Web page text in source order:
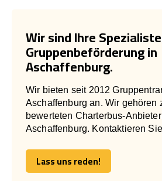
Wir sind Ihre
Gruppenbeförderung in
Aschaffenburg.
Wir bieten seit 2012
Aschaffenburg an. Wir gehören
bewerteten Charterbus-
Aschaffenburg. Kontaktieren
Lass uns reden!
Lass uns reden!